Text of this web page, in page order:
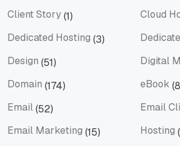
Client Story(1) Cloud
Dedicated Hosting (3)
Design (51) Digital
Domain (174) eBook
Email(52) Email
Email Marketing (15) Hosting